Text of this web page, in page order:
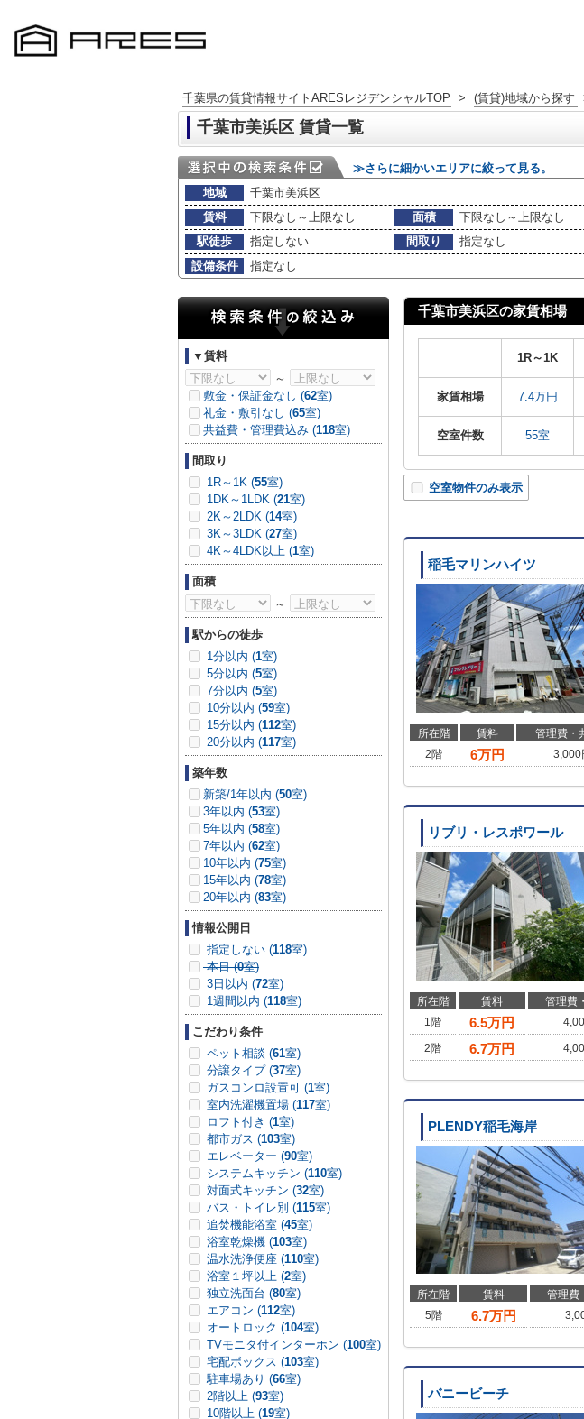
千葉県の賃貸情報サイトARESレジデンシャルTOP > (賃貸)地域から探す
千葉市美浜区 賃貸一覧
≫さらに細かいエリアに絞って見る。
地域
千葉市美浜区
賃料
下限なし～上限なし 面積 下限なし～上限なし
駅徒歩
指定しない 間取り
指定なし
設備条件
指定なし
千葉市美浜区の家賃相場
1R～1K
家賃相場 7.4万円
空室件数 55室
空室物件のみ表示
稲毛マリンハイツ
所在階 賃料 管理費・
2階
6万円 3,000
リブリ・レスポワール
所在階 賃料 管理費
1階
6.5万円
2階
6.7万円
PLENDY稲毛海岸
所在階 賃料 管理費
5階
6.7万円
バニービーチ
▼賃料
～
敷金・保証金なし (62室)
礼金・敷引なし (65室)
共益費・管理費込み (118室)
間取り
1R～1K (55室)
1DK～1LDK (21室)
2K～2LDK (14室)
3K～3LDK (27室)
4K～4LDK以上 (1室)
面積
～
駅からの徒歩
1分以内 (1室)
5分以内 (5室)
7分以内 (5室)
10分以内 (59室)
15分以内 (112室)
20分以内 (117室)
築年数
新築/1年以内 (50室)
3年以内 (53室)
5年以内 (58室)
7年以内 (62室)
10年以内 (75室)
15年以内 (78室)
20年以内 (83室)
情報公開日
指定しない (118室)
本日 (0室)
3日以内 (72室)
1週間以内 (118室)
こだわり条件
ペット相談 (61室)
分譲タイプ (37室)
ガスコンロ設置可 (1室)
室内洗濯機置場 (117室)
ロフト付き (1室)
都市ガス (103室)
エレベーター (90室)
システムキッチン (110室)
対面式キッチン (32室)
バス・トイレ別 (115室)
追焚機能浴室 (45室)
浴室乾燥機 (103室)
温水洗浄便座 (110室)
浴室１坪以上 (2室)
独立洗面台 (80室)
エアコン (112室)
オートロック (104室)
TVモニタ付インターホン (100室)
宅配ボックス (103室)
駐車場あり (66室)
2階以上 (93室)
10階以上 (19室)